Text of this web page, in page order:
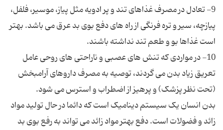
9- تعادل در مصرف غذاهای تند و پر ادویه مثل پیاز، موسیر، فلفل،
پیازچه، سیر و تره فرنگی از راه های دفع بوی بد عرق می باشد. بهتر
10- در مواردی که تنش های عصبی و ناراحتی های روحی عامل
تعریق زیاد بدن می گردند، توصیه به مصرف داروهای آرامبخش
بدن انسان یک سیستم دینامیک است که دائما در حال تولید مواد
زائد و فضولات است. دفع بهتر مواد زائد می تواند به رفع بوی بد